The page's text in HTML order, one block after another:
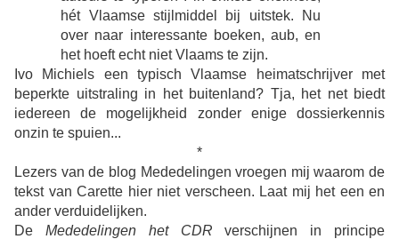
hét Vlaamse stijlmiddel bij uitstek. Nu
over naar interessante boeken, aub, en
het hoeft echt niet Vlaams te zijn.
Ivo Michiels een typisch Vlaamse heimatschrijver met
beperkte uitstraling in het buitenland? Tja, het net biedt
iedereen de mogelijkheid zonder enige dossierkennis
onzin te spuien...
*
Lezers van de blog Mededelingen vroegen mij waarom de
tekst van Carette hier niet verscheen. Laat mij het een en
ander verduidelijken.
De Mededelingen het CDR verschijnen in principe